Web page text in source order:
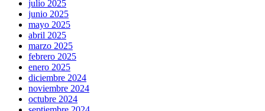
julio 2025
junio 2025
mayo 2025
abril 2025
marzo 2025
febrero 2025
enero 2025
diciembre 2024
noviembre 2024
octubre 2024